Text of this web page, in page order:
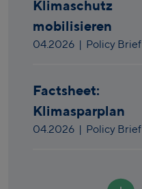
Klimaschutz
mobilisieren
04.2026 | Policy Brief
Factsheet:
Klimasparplan
04.2026 | Policy Brief